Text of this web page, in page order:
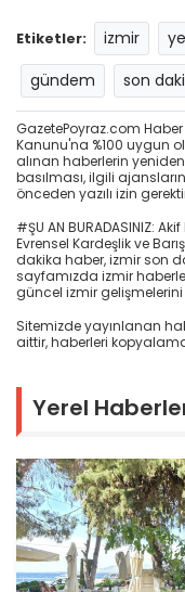
Etiketler: izmir
gündem
son
GazetePoyraz.com Haber
Kanunu'na %100 uygun
alınan haberlerin
basılması, ilgili
önceden yazılı izin
#ŞU AN BURADASINIZ:
Evrensel Kardeşlik ve
dakika haber, izmir son
sayfamızda izmir
güncel izmir
Sitemizde yayınlanan
aittir, haberleri
Yerel